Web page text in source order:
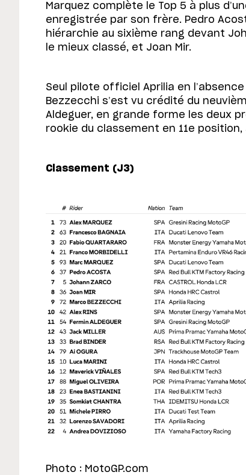
Marquez complète le Top 5 à plus
enregistrée par son frère. Pedro
hiérarchie au sixième rang devant
le mieux classé, et Joan Mir.
Seul pilote officiel Aprilia en
Bezzecchi s’est vu crédité du
Aldeguer, en grande forme les deux
rookie du classement en 11e
Classement (J3)
Photo : MotoGP.com